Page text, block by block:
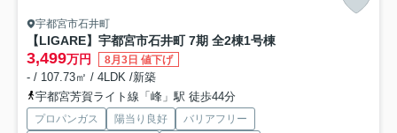
宇都宮市石井町
【LIGARE】宇都宮市石井町 7期 全2棟1号棟
3,499万円 8月3日 値下げ
- / 107.73㎡ / 4LDK /新築
宇都宮芳賀ライト線「峰」駅 徒歩44分
プロパンガス 陽当り良好
バリアフリー